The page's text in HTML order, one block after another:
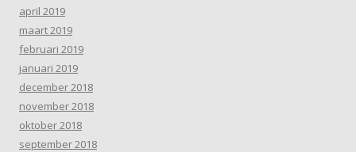
april 2019
maart 2019
februari 2019
januari 2019
december 2018
november 2018
oktober 2018
september 2018